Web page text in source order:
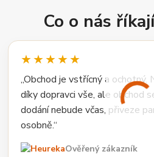
Co o nás
★★★★★
„Obchod je vstřícný a ochotný.
díky dopravci vše, ale obchod
dodání nebude včas, přiveze
osobně.“
Ověřený zákazník